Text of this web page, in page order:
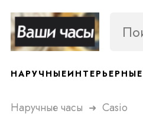
НАРУЧНЫЕИНТЕРЬЕРНЫЕ
Наручные часы ➜ Casio